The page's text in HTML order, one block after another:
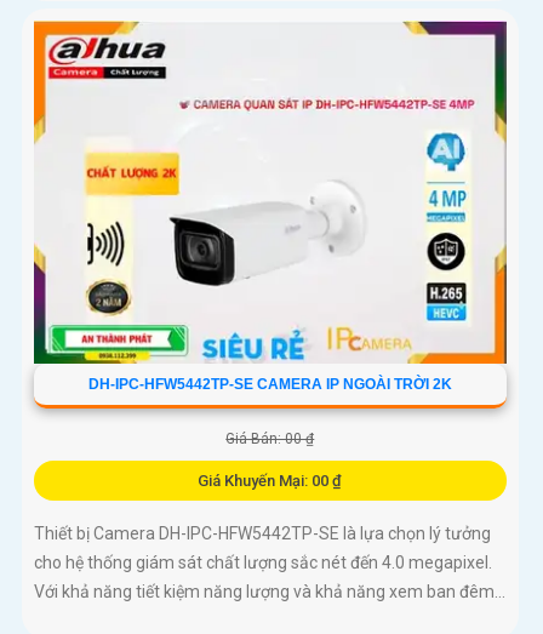
DH-IPC-HFW5442TP-SE CAMERA IP NGOÀI TRỜI 2K
Giá Bán: 00 ₫
Giá Khuyến Mại: 00 ₫
Thiết bị Camera DH-IPC-HFW5442TP-SE là lựa chọn lý tưởng
cho hệ thống giám sát chất lượng sắc nét đến 4.0 megapixel.
Với khả năng tiết kiệm năng lượng và khả năng xem ban đêm...